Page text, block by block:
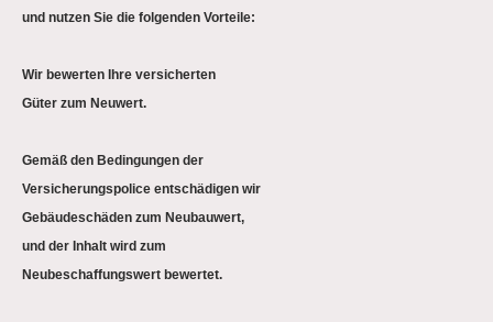
und nutzen Sie die folgenden Vorteile:
Wir bewerten Ihre versicherten
Güter zum Neuwert.
Gemäß den Bedingungen der
Versicherungspolice entschädigen wir
Gebäudeschäden zum Neubauwert,
und der Inhalt wird zum
Neubeschaffungswert bewertet.